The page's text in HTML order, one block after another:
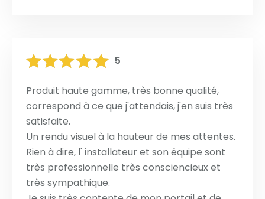
5
Produit haute gamme, très bonne qualité,
correspond à ce que j'attendais, j'en suis très
satisfaite.
Un rendu visuel à la hauteur de mes attentes.
Rien à dire, l' installateur et son équipe sont
très professionnelle très consciencieux et
très sympathique.